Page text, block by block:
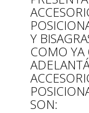
Y
COMO YA
SON: